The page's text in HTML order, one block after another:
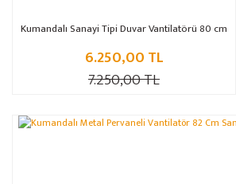
Kumandalı Sanayi Tipi Duvar Vantilatörü 80 cm
6.250,00 TL
7.250,00 TL